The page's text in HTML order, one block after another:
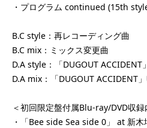
・プログラム continued (15th
B.C style：再レコーディング曲
B.C mix：ミックス変更曲
D.A style：「DUGOUT
D.A mix：「DUGOUT ACCIDENT
＜初回限定盤付属Blu-ray/DVD収録
・「Bee side Sea side 0」 at 新木